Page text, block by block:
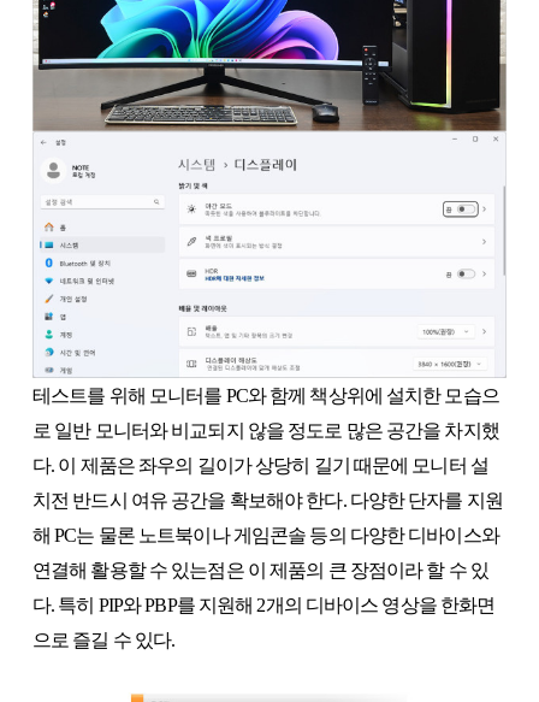
테스트를 위해 모니터를 PC와 함께 책상위에 설치한 모습으
로 일반 모니터와 비교되지 않을 정도로 많은 공간을 차지했
다. 이 제품은 좌우의 길이가 상당히 길기 때문에 모니터 설
치전 반드시 여유 공간을 확보해야 한다. 다양한 단자를 지원
해 PC는 물론 노트북이나 게임콘솔 등의 다양한 디바이스와
연결해 활용할 수 있는점은 이 제품의 큰 장점이라 할 수 있
다. 특히 PIP와 PBP를 지원해 2개의 디바이스 영상을 한화면
으로 즐길 수 있다.